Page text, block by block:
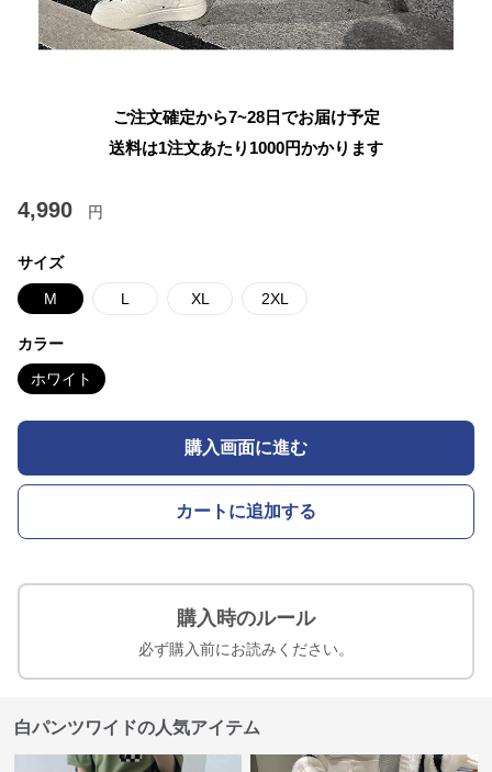
ご注文確定から7~28日でお届け予定
送料は1注文あたり 1000円かかります
4,990 円
サイズ
M L XL 2XL
カラー
ホワイト
購入画面に進む
カートに追加する
購入時のルール
必ず購入前にお読みください。
白パンツワイドの人気アイテム